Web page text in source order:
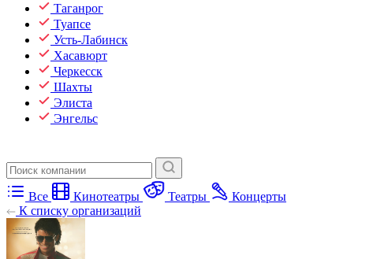
Таганрог
Туапсе
Усть-Лабинск
Хасавюрт
Черкесск
Шахты
Элиста
Энгельс
Все Кинотеатры Театры
Концерты
К списку организаций